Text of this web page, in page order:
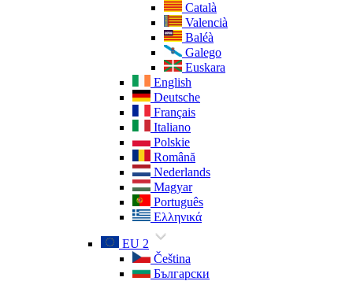
Català
Valencià
Baléà
Galego
Euskara
English
Deutsche
Français
Italiano
Polskie
Română
Nederlands
Magyar
Português
Ελληνικά
EU 2
Čeština
Български